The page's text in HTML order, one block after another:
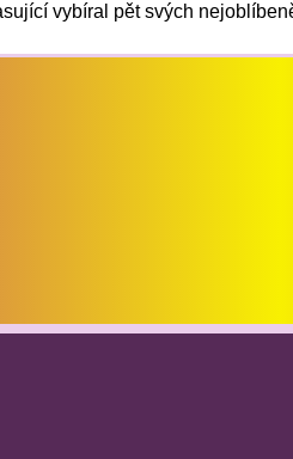
vybíral pět svých